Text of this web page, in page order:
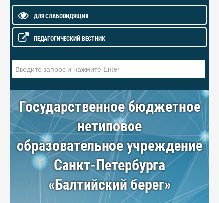
ДЛЯ СЛАБОВИДЯЩИХ
ПЕДАГОГИЧЕСКИЙ ВЕСТНИК
Государственное бюджетное
нетиповое
образовательное учреждение
Санкт-Петербурга
«Балтийский берег»